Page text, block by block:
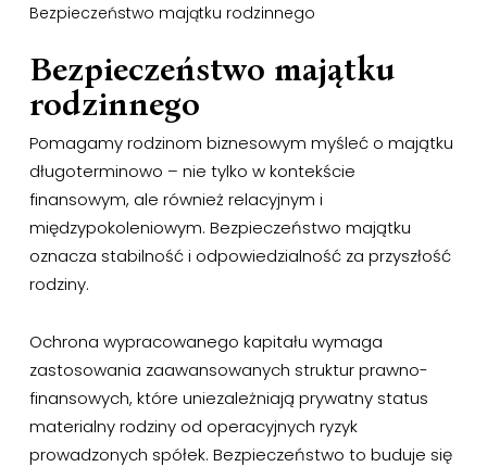
Bezpieczeństwo majątku rodzinnego
Bezpieczeństwo majątku
rodzinnego
Pomagamy rodzinom biznesowym myśleć o majątku
długoterminowo – nie tylko w kontekście
finansowym, ale również relacyjnym i
międzypokoleniowym. Bezpieczeństwo majątku
oznacza stabilność i odpowiedzialność za przyszłość
rodziny.
Ochrona wypracowanego kapitału wymaga
zastosowania zaawansowanych struktur prawno-
finansowych, które uniezależniają prywatny status
materialny rodziny od operacyjnych ryzyk
prowadzonych spółek. Bezpieczeństwo to buduje się